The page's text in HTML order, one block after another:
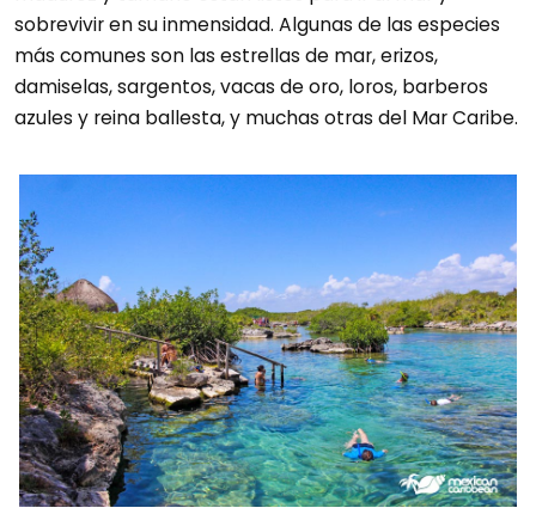
sobrevivir en su inmensidad. Algunas de las especies
más comunes son las estrellas de mar, erizos,
damiselas, sargentos, vacas de oro, loros, barberos
azules y reina ballesta, y muchas otras del Mar Caribe.